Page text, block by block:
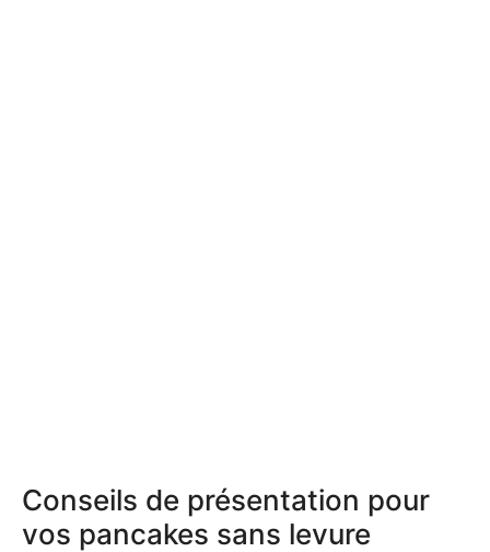
Conseils de présentation pour
vos pancakes sans levure